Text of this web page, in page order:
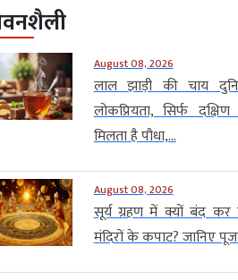
August 08, 2026
लाल झाड़ी की चाय
लोकप्रियता, सिर्फ
मिलता है पौधा,...
August 08, 2026
सूर्य ग्रहण में क्यों बंद कर
मंदिरों के कपाट? जानिए